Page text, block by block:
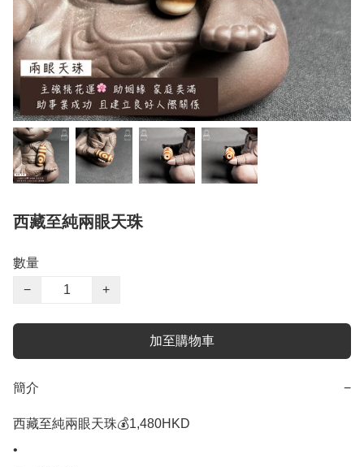
西藏至純兩眼天珠
數量
−
+
加至購物車
簡介 −
西藏至純兩眼天珠💰1,480HKD
•